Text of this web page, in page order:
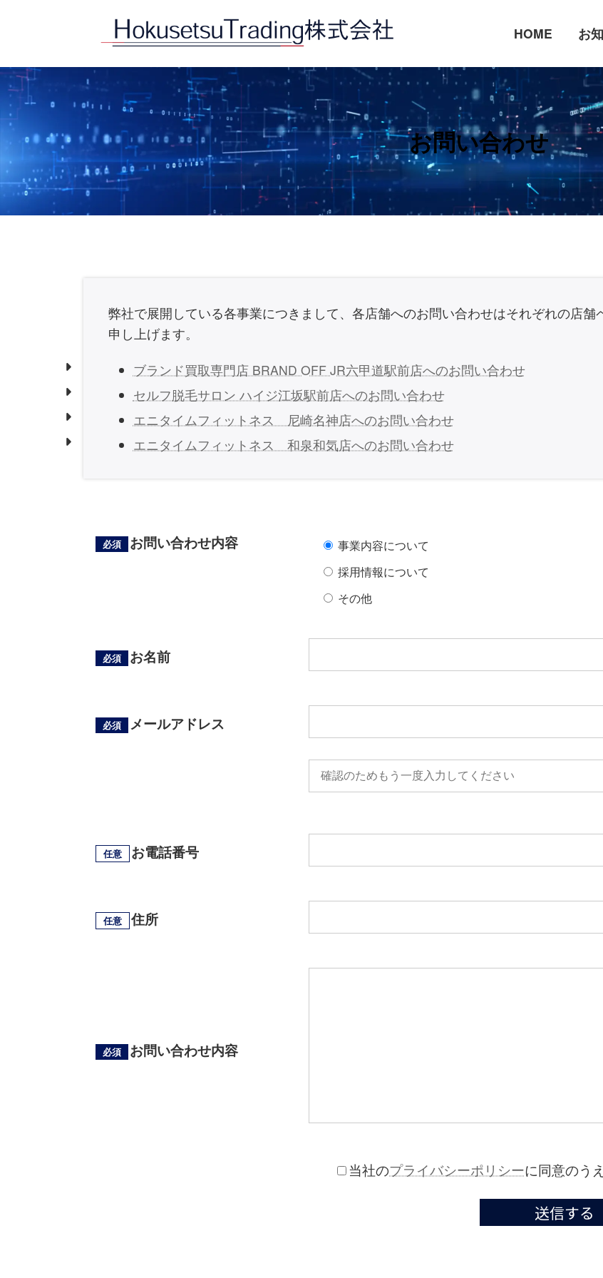
ン
ツ
へ
ッ
プ
ー
シ
ョ
移
動
HOME お
お問い合わせ
弊社で展開している各事業につきまして、各店舗へのお問い合わせはそれぞれの店
申し上げます。
ブランド買取専門店 BRAND OFF JR六甲道駅前店へのお問い合わせ
セルフ脱毛サロン ハイジ江坂駅前店へのお問い合わせ
エニタイムフィットネス 尼崎名神店へのお問い合わせ
エニタイムフィットネス 和泉和気店へのお問い合わせ
必須 お問い合わせ内容
事業内容について
採用情報について
その他
必須 お名前
必須 メールアドレス
任意 お電話番号
任意 住所
必須 お問い合わせ内容
当社のプライバシーポリシーに同意のう